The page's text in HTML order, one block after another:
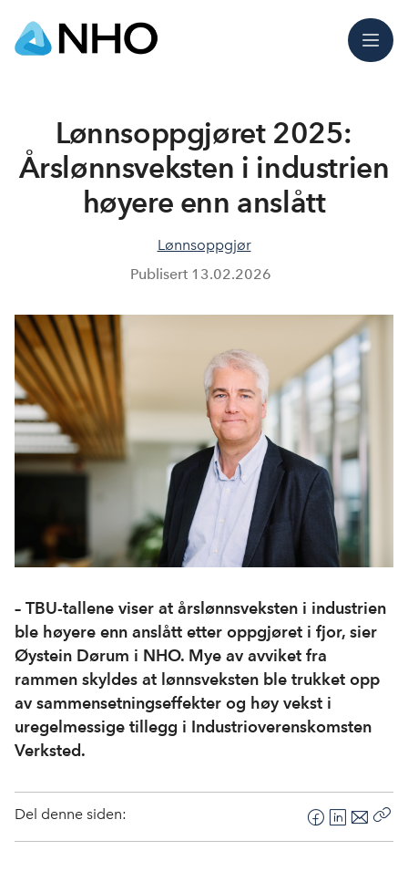
Meny
Lønnsoppgjøret 2025:
Årslønnsveksten i industrien
høyere enn anslått
Lønnsoppgjør
Publisert 13.02.2026
– TBU-tallene viser at årslønnsveksten i industrien
ble høyere enn anslått etter oppgjøret i fjor, sier
Øystein Dørum i NHO. Mye av avviket fra
rammen skyldes at lønnsveksten ble trukket opp
av sammensetningseffekter og høy vekst i
uregelmessige tillegg i Industrioverenskomsten
Verksted.
Del denne siden:
F
L
E